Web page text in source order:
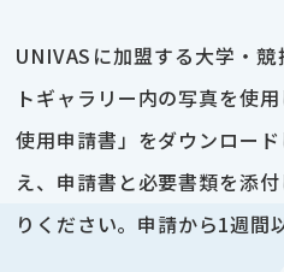
UNIVASに加盟する大学・
トギャラリー内の写真を使
使用申請書」をダウンロー
え、申請書と必要書類を添
りください。申請から1週間